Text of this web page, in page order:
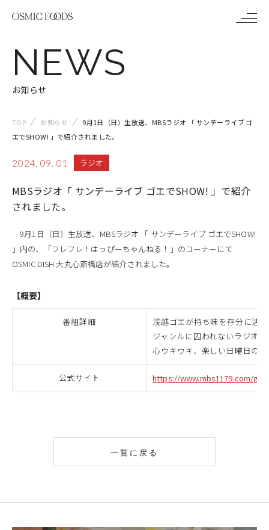
メ
NEWS
お知らせ
TOP お知らせ
9月1日（日）生放送、MBSラジオ 「 サンデーライブ ゴ
エでSHOW! 」で紹介されました。
2024. 09. 01 ラジオ
MBSラジオ「 サンデーライブ ゴエでSHOW! 」で紹介
されました。
9月1日（日）生放送、MBSラジオ 「 サンデーライブ ゴエでSHOW!
」内の、「フレフレ！はっぴーちゃんねる！」のコーナーにて
OSMIC DISH 大丸心斎橋店が紹介されました。
【概要】
番組詳細
浅越ゴエが持ち味を存分に活
ジャンルに囚われないラジオ
心ウキウキ、楽しい日曜日の
公式サイト https://www.mbs1179.com/
一覧に戻る